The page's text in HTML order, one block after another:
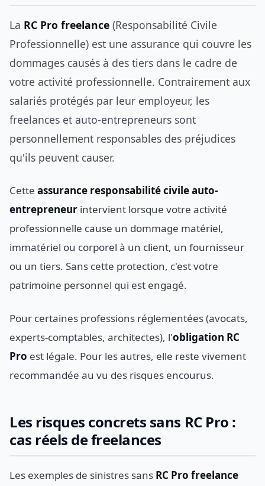
La RC Pro freelance (Responsabilité Civile
Professionnelle) est une assurance qui couvre les
dommages causés à des tiers dans le cadre de
votre activité professionnelle. Contrairement aux
salariés protégés par leur employeur, les
freelances et auto-entrepreneurs sont
personnellement responsables des préjudices
qu'ils peuvent causer.
Cette assurance responsabilité civile auto-
entrepreneur intervient lorsque votre activité
professionnelle cause un dommage matériel,
immatériel ou corporel à un client, un fournisseur
ou un tiers. Sans cette protection, c'est votre
patrimoine personnel qui est engagé.
Pour certaines professions réglementées (avocats,
experts-comptables, architectes), l'obligation RC
Pro est légale. Pour les autres, elle reste vivement
recommandée au vu des risques encourus.
Les risques concrets sans RC Pro :
cas réels de freelances
Les exemples de sinistres sans RC Pro freelance